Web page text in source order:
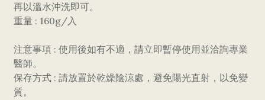
再以溫水沖洗即可。
重量 : 160g/入
注意事項 : 使用後如有不適，請立即暫停使用並洽詢專業
醫師。
保存方式 : 請放置於乾燥陰涼處，避免陽光直射，以免變
質。